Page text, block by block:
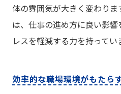
体の雰囲気が大きく変わり
は、仕事の進め方に良い影
レスを軽減する力を持ってい
効率的な職場環境がもたら